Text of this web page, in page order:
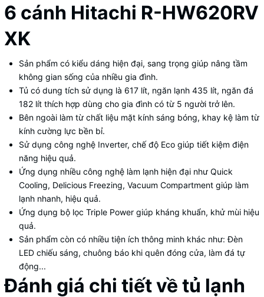
6 cánh Hitachi R-HW620RV
XK
Sản phẩm có kiểu dáng hiện đại, sang trọng giúp nâng tầm
không gian sống của nhiều gia đình.
Tủ có dung tích sử dụng là 617 lít, ngăn lạnh 435 lít, ngăn đá
182 lít thích hợp dùng cho gia đình có từ 5 người trở lên.
Bên ngoài làm từ chất liệu mặt kính sáng bóng, khay kệ làm từ
kính cường lực bền bỉ.
Sử dụng công nghệ Inverter, chế độ Eco giúp tiết kiệm điện
năng hiệu quả.
Ứng dụng nhiều công nghệ làm lạnh hiện đại như Quick
Cooling, Delicious Freezing, Vacuum Compartment giúp làm
lạnh nhanh, hiệu quả.
Ứng dụng bộ lọc Triple Power giúp kháng khuẩn, khử mùi hiệu
quả.
Sản phẩm còn có nhiều tiện ích thông minh khác như: Đèn
LED chiếu sáng, chuông báo khi quên đóng cửa, làm đá tự
động...
Đánh giá chi tiết về tủ lạnh